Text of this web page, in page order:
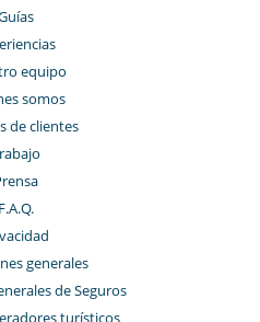
equipo
somos
de clientes
F.A.Q.
generales
de Seguros
turísticos